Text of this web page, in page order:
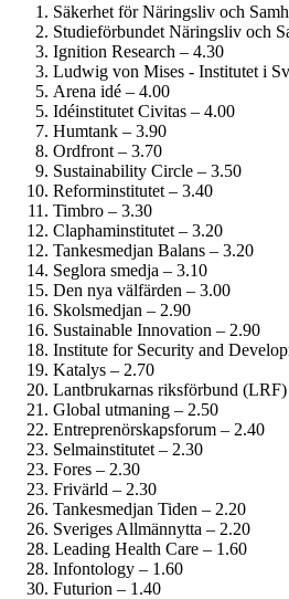
Säkerhet för Näringsliv och
Studie­förbundet Näringsliv och
Ignition Research – 4.30
Ludwig von Mises - Institutet i
Arena idé – 4.00
Idéinstitutet Civitas – 4.00
Humtank – 3.90
Ordfront – 3.70
Sustainability Circle – 3.50
Reform­institutet – 3.40
Timbro – 3.30
Clapham­institutet – 3.20
Tankesmedjan Balans – 3.20
Seglora smedja – 3.10
Den nya välfärden – 3.00
Skolsmedjan – 2.90
Sustainable Innovation – 2.90
Institute for Security and
Katalys – 2.70
Lantbrukarnas riksförbund
Global utmaning – 2.50
Entreprenörskaps­forum – 2.40
Selmainstitutet – 2.30
Fores – 2.30
Frivärld – 2.30
Tankesmedjan Tiden – 2.20
Sveriges Allmännytta – 2.20
Leading Health Care – 1.60
Infontology – 1.60
Futurion – 1.40